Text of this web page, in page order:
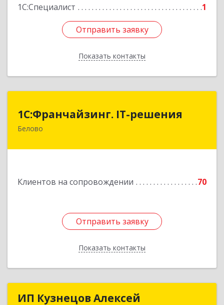
1С:Специалист
1
Отправить заявку
Показать контакты
Отправить заявку
Назад
1С:Франчайзинг. IT-решения
Белово
Клиентов на сопровождении 70
Отправить заявку
Показать контакты
1С:Франчайзинг. IT-решения
Отправить заявку
Назад
ИП Кузнецов АлексейИП Кузнецов Алексей